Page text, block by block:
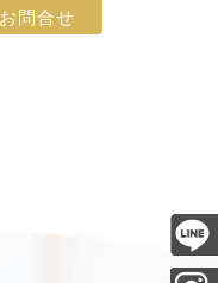
お問合せ